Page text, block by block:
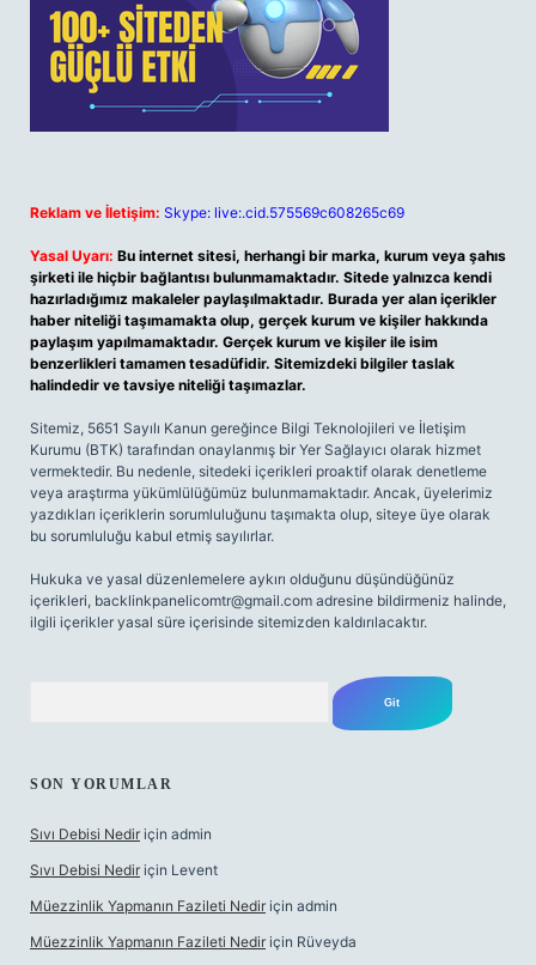
Reklam ve İletişim: Skype: live:.cid.575569c608265c69
Yasal Uyarı: Bu internet sitesi, herhangi bir marka, kurum veya şahıs
şirketi ile hiçbir bağlantısı bulunmamaktadır. Sitede yalnızca kendi
hazırladığımız makaleler paylaşılmaktadır. Burada yer alan içerikler
haber niteliği taşımamakta olup, gerçek kurum ve kişiler hakkında
paylaşım yapılmamaktadır. Gerçek kurum ve kişiler ile isim
benzerlikleri tamamen tesadüfidir. Sitemizdeki bilgiler taslak
halindedir ve tavsiye niteliği taşımazlar.
Sitemiz, 5651 Sayılı Kanun gereğince Bilgi Teknolojileri ve İletişim
Kurumu (BTK) tarafından onaylanmış bir Yer Sağlayıcı olarak hizmet
vermektedir. Bu nedenle, sitedeki içerikleri proaktif olarak denetleme
veya araştırma yükümlülüğümüz bulunmamaktadır. Ancak, üyelerimiz
yazdıkları içeriklerin sorumluluğunu taşımakta olup, siteye üye olarak
bu sorumluluğu kabul etmiş sayılırlar.
Hukuka ve yasal düzenlemelere aykırı olduğunu düşündüğünüz
içerikleri, backlinkpanelicomtr@gmail.com adresine bildirmeniz halinde,
ilgili içerikler yasal süre içerisinde sitemizden kaldırılacaktır.
SON YORUMLAR
Sıvı Debisi Nedir için admin
Sıvı Debisi Nedir için Levent
Müezzinlik Yapmanın Fazileti Nedir için admin
Müezzinlik Yapmanın Fazileti Nedir için Rüveyda